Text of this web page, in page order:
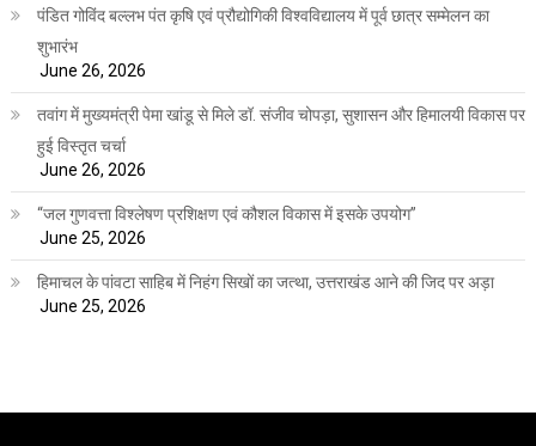
पंडित गोविंद बल्लभ पंत कृषि एवं प्रौद्योगिकी विश्वविद्यालय में पूर्व छात्र सम्मेलन का
शुभारंभ
June 26, 2026
तवांग में मुख्यमंत्री पेमा खांडू से मिले डॉ. संजीव चोपड़ा, सुशासन और हिमालयी विकास पर
हुई विस्तृत चर्चा
June 26, 2026
“जल गुणवत्ता विश्लेषण प्रशिक्षण एवं कौशल विकास में इसके उपयोग”
June 25, 2026
हिमाचल के पांवटा साहिब में निहंग सिखों का जत्था, उत्तराखंड आने की जिद पर अड़ा
June 25, 2026